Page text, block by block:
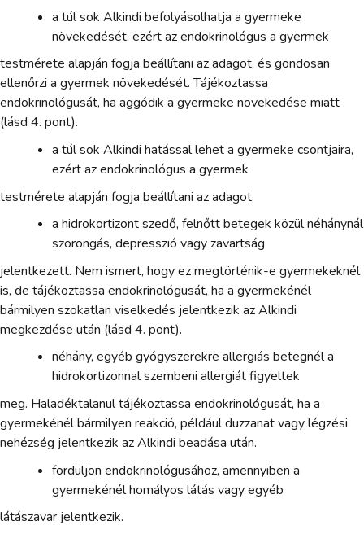
a túl sok Alkindi befolyásolhatja a gyermeke
növekedését, ezért az endokrinológus a gyermek
testmérete alapján fogja beállítani az adagot, és gondosan
ellenőrzi a gyermek növekedését. Tájékoztassa
endokrinológusát, ha aggódik a gyermeke növekedése miatt
(lásd 4. pont).
a túl sok Alkindi hatással lehet a gyermeke csontjaira,
ezért az endokrinológus a gyermek
testmérete alapján fogja beállítani az adagot.
a hidrokortizont szedő, felnőtt betegek közül néhánynál
szorongás, depresszió vagy zavartság
jelentkezett. Nem ismert, hogy ez megtörténik-e gyermekeknél
is, de tájékoztassa endokrinológusát, ha a gyermekénél
bármilyen szokatlan viselkedés jelentkezik az Alkindi
megkezdése után (lásd 4. pont).
néhány, egyéb gyógyszerekre allergiás betegnél a
hidrokortizonnal szembeni allergiát figyeltek
meg. Haladéktalanul tájékoztassa endokrinológusát, ha a
gyermekénél bármilyen reakció, például duzzanat vagy légzési
nehézség jelentkezik az Alkindi beadása után.
forduljon endokrinológusához, amennyiben a
gyermekénél homályos látás vagy egyéb
látászavar jelentkezik.